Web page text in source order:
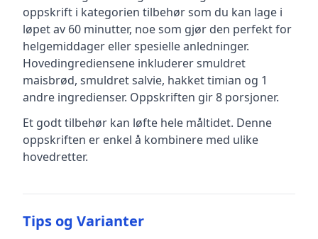
oppskrift i kategorien tilbehørsom du kan lage i
løpet av 60 minutter, noe som gjør den perfekt for
helgemiddager eller spesielle anledninger.
Hovedingrediensene inkluderersmuldret
maisbrød, smuldret salvie, hakket timian og 1
andre ingredienser. Oppskriften gir8 porsjoner.
Et godt tilbehør kan løfte hele måltidet. Denne
oppskriften er enkel å kombinere med ulike
hovedretter.
Tips og Varianter